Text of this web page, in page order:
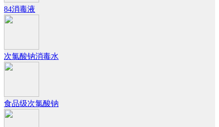
84消毒液
次氯酸钠消毒水
食品级次氯酸钠